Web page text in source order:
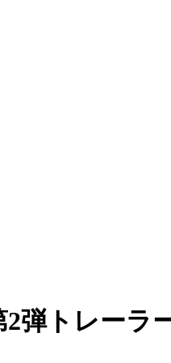
弾トレーラ